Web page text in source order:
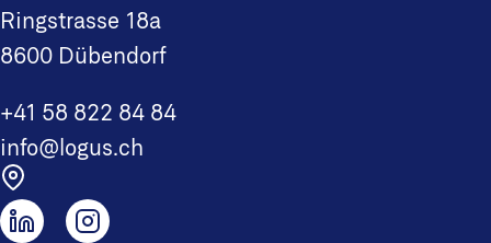
Ringstrasse 18a
8600 Dübendorf
+41 58 822 84 84
info@logus.ch